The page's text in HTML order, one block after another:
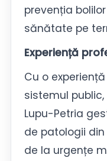
prevenția
sănătate pe
Experiență
Cu o
sistemul
Lupu-Petria
de patologii
de la urgențe